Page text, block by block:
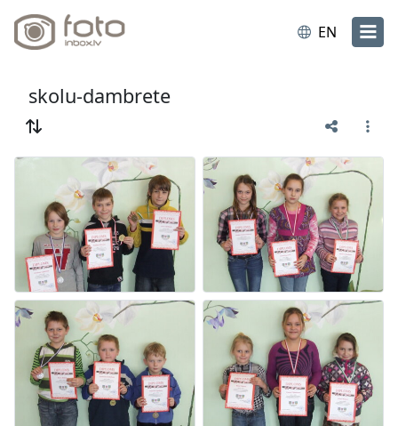
EN
skolu-dambrete